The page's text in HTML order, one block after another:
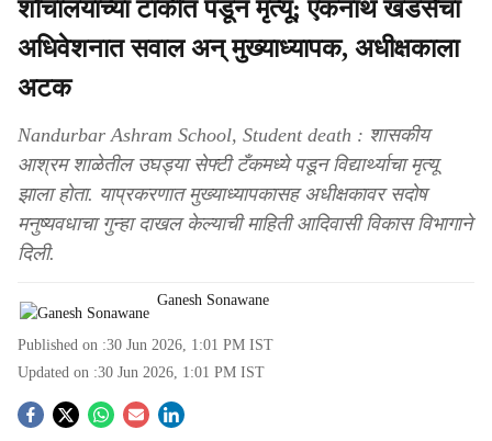
शौचालयाच्या टाकीत पडून मृत्यू; एकनाथ खडसेंचा
अधिवेशनात सवाल अन् मुख्याध्यापक, अधीक्षकाला
अटक
Nandurbar Ashram School, Student death : शासकीय
आश्रम शाळेतील उघड्या सेफ्टी टँकमध्ये पडून विद्यार्थ्याचा मृत्यू
झाला होता. याप्रकरणात मुख्याध्यापकासह अधीक्षकावर सदोष
मनुष्यवधाचा गुन्हा दाखल केल्याची माहिती आदिवासी विकास विभागाने
दिली.
Ganesh Sonawane
Published on :30 Jun 2026, 1:01 PM IST
Updated on :30 Jun 2026, 1:01 PM IST
S